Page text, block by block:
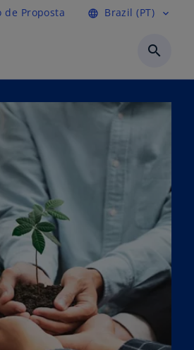
de Proposta language Brazil (PT) expand_more
search